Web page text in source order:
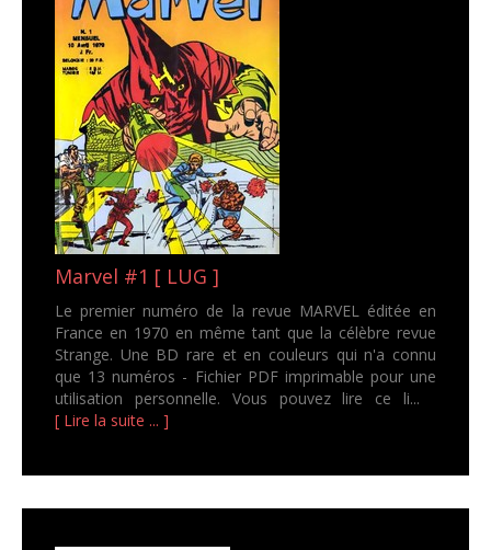
Marvel #1 [ LUG ]
Le premier numéro de la revue MARVEL éditée en
France en 1970 en même tant que la célèbre revue
Strange. Une BD rare et en couleurs qui n'a connu
que 13 numéros - Fichier PDF imprimable pour une
utilisation personnelle. Vous pouvez lire ce li...
[ Lire la suite ... ]